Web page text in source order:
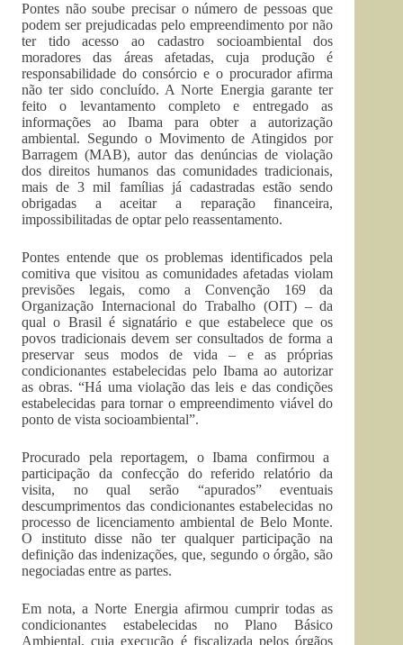
Pontes não soube precisar o número de pessoas que
podem ser prejudicadas pelo empreendimento por não
ter tido acesso ao cadastro socioambiental dos
moradores das áreas afetadas, cuja produção é
responsabilidade do consórcio e o procurador afirma
não ter sido concluído. A Norte Energia garante ter
feito o levantamento completo e entregado as
informações ao Ibama para obter a autorização
ambiental. Segundo o Movimento de Atingidos por
Barragem (MAB), autor das denúncias de violação
dos direitos humanos das comunidades tradicionais,
mais de 3 mil famílias já cadastradas estão sendo
obrigadas a aceitar a reparação financeira,
impossibilitadas de optar pelo reassentamento.
Pontes entende que os problemas identificados pela
comitiva que visitou as comunidades afetadas violam
previsões legais, como a Convenção 169 da
Organização Internacional do Trabalho (OIT) – da
qual o Brasil é signatário e que estabelece que os
povos tradicionais devem ser consultados de forma a
preservar seus modos de vida – e as próprias
condicionantes estabelecidas pelo Ibama ao autorizar
as obras. “Há uma violação das leis e das condições
estabelecidas para tornar o empreendimento viável do
ponto de vista socioambiental”.
Procurado pela reportagem, o Ibama confirmou a
participação da confecção do referido relatório da
visita, no qual serão “apurados” eventuais
descumprimentos das condicionantes estabelecidas no
processo de licenciamento ambiental de Belo Monte.
O instituto disse não ter qualquer participação na
definição das indenizações, que, segundo o órgão, são
negociadas entre as partes.
Em nota, a Norte Energia afirmou cumprir todas as
condicionantes estabelecidas no Plano Básico
Ambiental, cuja execução é fiscalizada pelos órgãos